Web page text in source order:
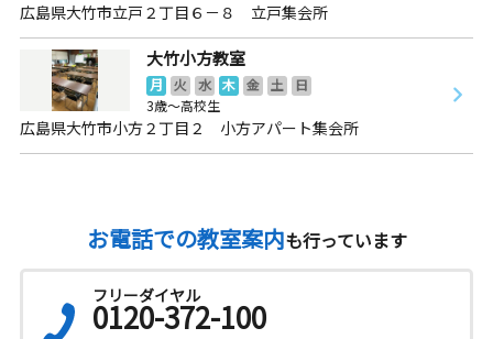
広島県大竹市立戸２丁目６－８ 立戸集会所
大竹小方教室
月 火 水 木 金 土
日
3歳～高校生
広島県大竹市小方２丁目２ 小方アパート集会所
お電話での教室案内も行っています
フリーダイヤル
0120-372-100